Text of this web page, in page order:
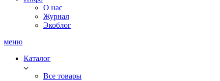
О нас
Журнал
Экоблог
меню
Каталог
Все товары